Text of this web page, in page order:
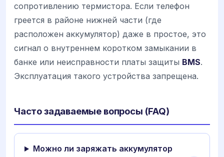
сопротивлению термистора. Если телефон
греется в районе нижней части (где
расположен аккумулятор) даже в простое, это
сигнал о внутреннем коротком замыкании в
банке или неисправности платы защиты BMS.
Эксплуатация такого устройства запрещена.
Часто задаваемые вопросы (FAQ)
Можно ли заряжать аккумулятор